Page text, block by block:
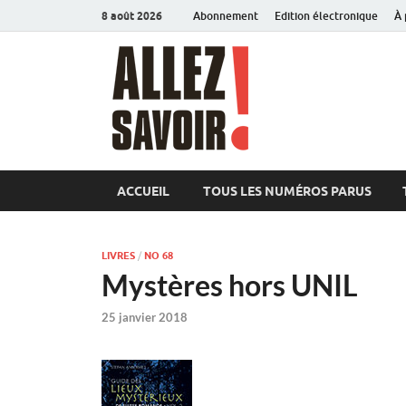
8 août 2026 Abonnement Edition électronique À
ACCUEIL TOUS LES NUMÉROS PARUS
LIVRES / NO 68
Mystères hors UNIL
25 janvier 2018